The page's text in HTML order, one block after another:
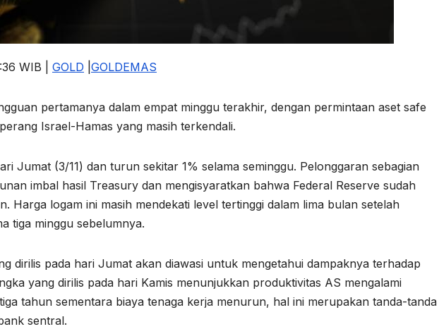
WIB | GOLD GOLDEMAS
pertamanya dalam empat minggu terakhir, dengan permintaan aset safe
Israel-Hamas yang masih terkendali.
Jumat (3/11) dan turun sekitar 1% selama seminggu. Pelonggaran sebagian
imbal hasil Treasury dan mengisyaratkan bahwa Federal Reserve sudah
Harga logam ini masih mendekati level tertinggi dalam lima bulan setelah
tiga minggu sebelumnya.
dirilis pada hari Jumat akan diawasi untuk mengetahui dampaknya terhadap
yang dirilis pada hari Kamis menunjukkan produktivitas AS mengalami
tahun sementara biaya tenaga kerja menurun, hal ini merupakan tanda-tanda
sentral.